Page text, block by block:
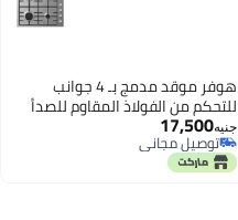
هوفر موقد مدمج بـ 4 جوانب
للتحكم من الفولاذ المقاوم للصدأ
جنيه17,500
توصيل مجاني
توصيل مجاني